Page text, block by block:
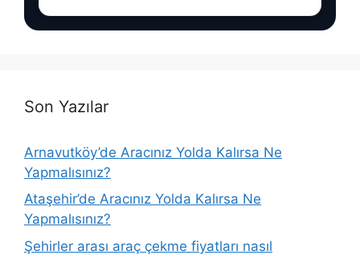
Son Yazılar
Arnavutköy’de Aracınız Yolda Kalırsa Ne
Yapmalısınız?
Ataşehir’de Aracınız Yolda Kalırsa Ne
Yapmalısınız?
Şehirler arası araç çekme fiyatları nasıl